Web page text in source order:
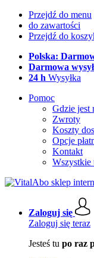
Przejdź do menu
do zawartości
Przejdź do
Polska:
Darmowa
24 h Wysyłka
Pomoc
Gdzie jest
Zwroty
Koszty
Opcje
Kontakt
Wszystkie
Zaloguj się
Zaloguj się teraz
Jesteś tu po raz